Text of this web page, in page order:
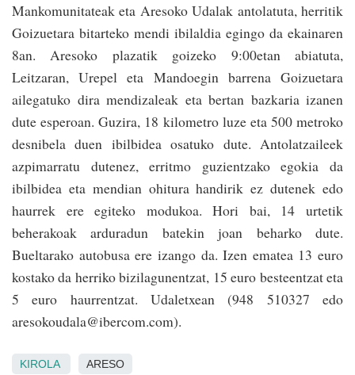
Mankomunitateak eta Aresoko Udalak antolatuta, he­rritik
Goizuetara bitarteko mendi ibilaldia egingo da ekainaren
8an. Aresoko plazatik goizeko 9:00etan abiatuta,
Leitzaran, Urepel eta Mandoegin barrena Goizuetara
ailegatuko dira mendizaleak eta bertan bazkaria izanen
dute esperoan. Guzira, 18 kilometro luze eta 500 metroko
desnibela duen ibilbidea osatuko dute. Antolatzaileek
azpimarratu dutenez, erritmo guzientzako egokia da
ibilbidea eta mendian ohitura handirik ez dutenek edo
hau­rrek ere egiteko modukoa. Hori bai, 14 urtetik
beherakoak arduradun batekin joan beharko dute.
Bueltarako autobusa ere izango da. Izen ematea 13 euro
kostako da herriko bizilagunentzat, 15 euro besteentzat eta
5 euro hau­rrentzat. Udaletxean (948 510327 edo
aresokoudala@ibercom.com).
KIROLA ARESO